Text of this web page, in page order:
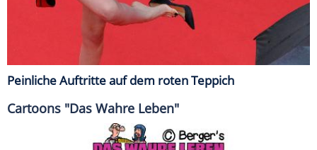
Peinliche Auftritte auf dem roten Teppich
Cartoons "Das Wahre Leben"